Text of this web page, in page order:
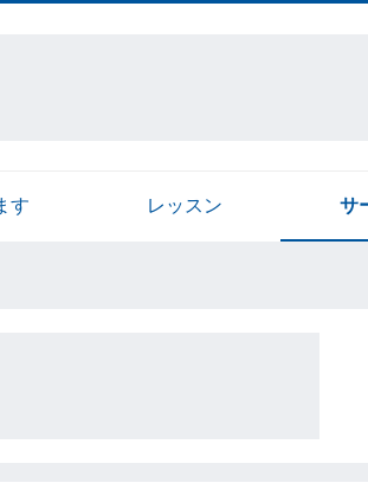
す レッスン サ